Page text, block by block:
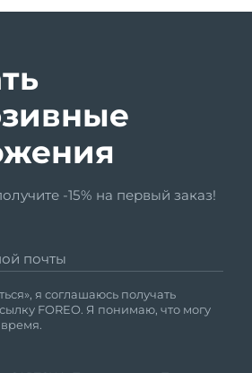
-15% на первый заказ!
почты
я соглашаюсь получать
FOREO. Я понимаю, что могу